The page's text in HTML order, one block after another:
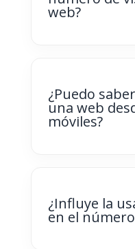
web?
¿Puedo
una web
móviles?
¿Influye la
en el